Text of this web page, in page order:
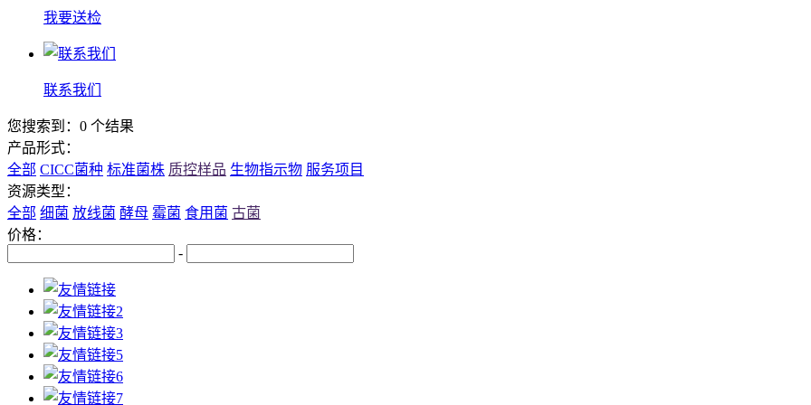
我要送检
联系我们
您搜索到：0 个结果
产品形式：
全部 CICC菌种 标准菌株 质控样品 生物指示物 服务项目
资源类型：
全部 细菌 放线菌 酵母 霉菌 食用菌 古菌
价格：
-